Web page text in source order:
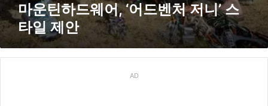
제
안
마운틴하드웨어, ‘어드벤처 저니’ 스
타일 제안
AD